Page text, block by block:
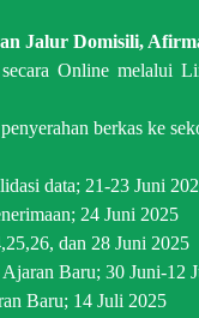
Jalur Domisili,
Online melalui
berkas ke
data; 21-23 Juni
24 Juni 2025
dan 28 Juni 2025
Baru; 30 Juni-12
Baru; 14 Juli 2025